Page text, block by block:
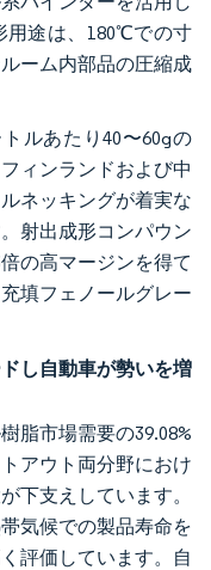
用途は、180℃での寸
ーム内部品の圧縮成
ルあたり40〜60gの
ィンランドおよび中
ネッキングが着実な
射出成形コンパウン
の高マージンを得て
填フェノールグレー
し自動車が勢いを増
脂市場需要の39.08%
アウト両分野におけ
下支えしています。
気候での製品寿命を
評価しています。自